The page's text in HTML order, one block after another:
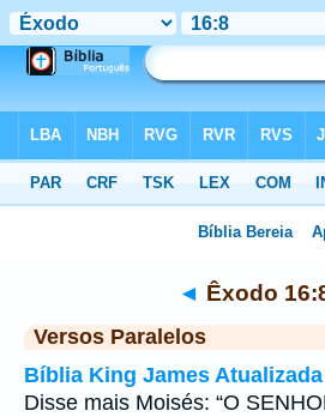
◄ Êxodo
Versos Paralelos
Bíblia King James Atualizada
Disse mais Moisés: “O